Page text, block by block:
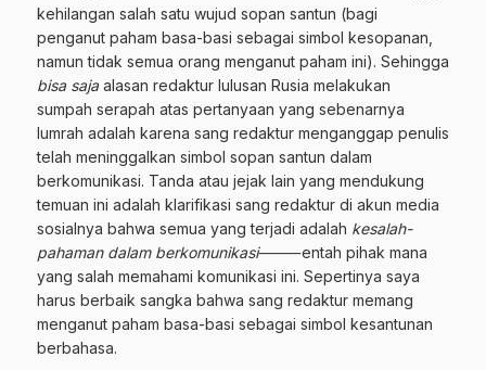
kehilangan salah satu wujud sopan santun (bagi
penganut paham basa-basi sebagai simbol kesopanan,
namun tidak semua orang menganut paham ini). Sehingga
bisa sajaalasan redaktur lulusan Rusia melakukan
sumpah serapah atas pertanyaan yang sebenarnya
lumrah adalah karena sang redaktur menganggap penulis
telah meninggalkan simbol sopan santun dalam
berkomunikasi. Tanda atau jejak lain yang mendukung
temuan ini adalah klarifikasi sang redaktur di akun media
sosialnya bahwa semua yang terjadi adalah kesalah-
pahaman dalam berkomunikasi⸻entah pihak mana
yang salah memahami komunikasi ini. Sepertinya saya
harus berbaik sangka bahwa sang redaktur memang
menganut paham basa-basi sebagai simbol kesantunan
berbahasa.